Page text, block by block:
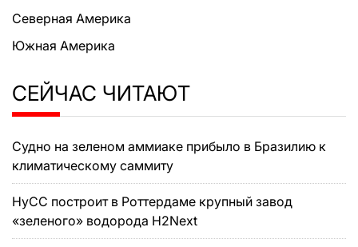
Северная Америка
Южная Америка
СЕЙЧАС ЧИТАЮТ
Судно на зеленом аммиаке прибыло в Бразилию к
климатическому саммиту
HyCC построит в Роттердаме крупный завод
«зеленого» водорода H2Next